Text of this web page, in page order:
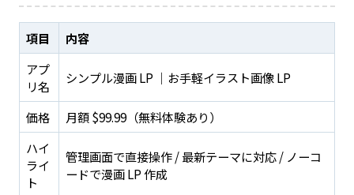
項目
内容
アプ
リ名
シンプル漫画 LP ｜お手軽イラスト画像 LP
価格
月額 $99.99（無料体験あり）
ハイ
ライ
ト
管理画面で直接操作 / 最新テーマに対応 / ノーコ
ードで漫画 LP 作成